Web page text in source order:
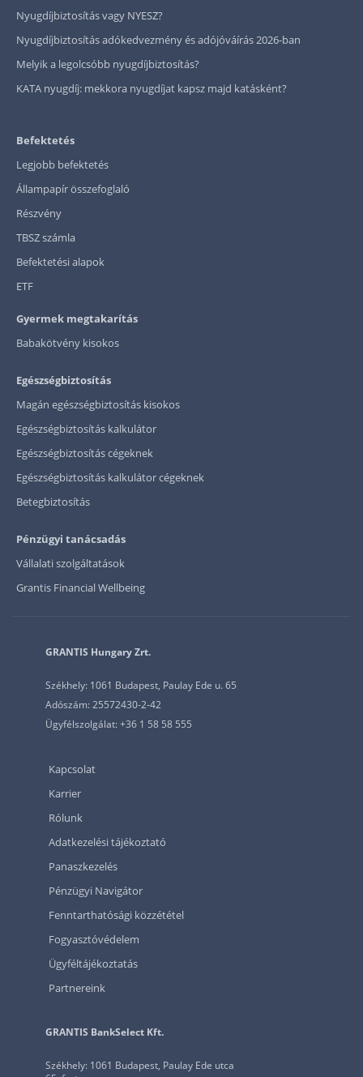
Nyugdíjbiztosítás vagy NYESZ?
Nyugdíjbiztosítás adókedvezmény és adójóváírás 2026-ban
Melyik a legolcsóbb nyugdíjbiztosítás?
KATA nyugdíj: mekkora nyugdíjat kapsz majd katásként?
Befektetés
Legjobb befektetés
Állampapír összefoglaló
Részvény
TBSZ számla
Befektetési alapok
ETF
Gyermek megtakarítás
Babakötvény kisokos
Egészségbiztosítás
Magán egészségbiztosítás kisokos
Egészségbiztosítás kalkulátor
Egészségbiztosítás cégeknek
Egészségbiztosítás kalkulátor cégeknek
Betegbiztosítás
Pénzügyi tanácsadás
Vállalati szolgáltatások
Grantis Financial Wellbeing
GRANTIS Hungary Zrt.
Székhely: 1061 Budapest, Paulay Ede u. 65
Adószám: 25572430-2-42
Ügyfélszolgálat: +36 1 58 58 555
Kapcsolat
Karrier
Rólunk
Adatkezelési tájékoztató
Panaszkezelés
Pénzügyi Navigátor
Fenntarthatósági közzététel
Fogyasztóvédelem
Ügyféltájékoztatás
Partnereink
GRANTIS BankSelect Kft.
Székhely: 1061 Budapest, Paulay Ede utca